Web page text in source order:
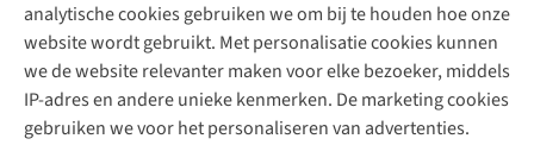
analytische cookies gebruiken we om bij te houden hoe onze
website wordt gebruikt. Met personalisatie cookies kunnen
we de website relevanter maken voor elke bezoeker, middels
IP-adres en andere unieke kenmerken. De marketing cookies
gebruiken we voor het personaliseren van advertenties.
Contactformulier